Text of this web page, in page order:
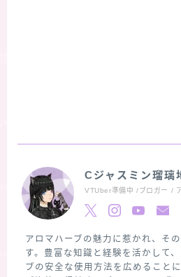
Cジャスミン瑠璃
VTUber準備中 /ブロガー /
アロマハーブの魅力に惹かれ、そ
す。豊富な知識と経験を活かして
ブの安全な使用方法を広めること